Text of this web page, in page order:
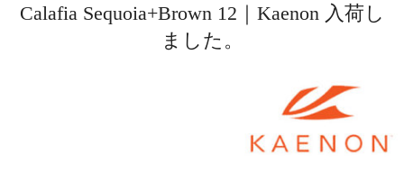
Calafia Sequoia+Brown 12｜Kaenon 入荷し
ました。